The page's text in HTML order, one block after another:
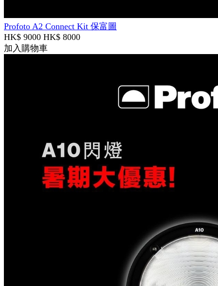
Profoto A2 Connect Kit 保富圖
HK$ 9000 HK$ 8000
加入購物車